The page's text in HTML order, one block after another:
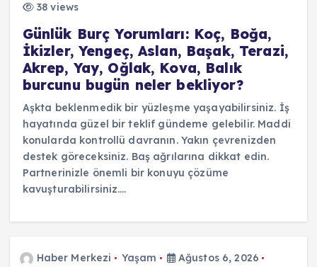
38 views
Günlük Burç Yorumları: Koç, Boğa,
İkizler, Yengeç, Aslan, Başak, Terazi,
Akrep, Yay, Oğlak, Kova, Balık
burcunu bugün neler bekliyor?
Aşkta beklenmedik bir yüzleşme yaşayabilirsiniz. İş
hayatında güzel bir teklif gündeme gelebilir. Maddi
konularda kontrollü davranın. Yakın çevrenizden
destek göreceksiniz. Baş ağrılarına dikkat edin.
Partnerinizle önemli bir konuyu çözüme
kavuşturabilirsiniz.…
Haber Merkezi Yaşam
Ağustos 6, 2026